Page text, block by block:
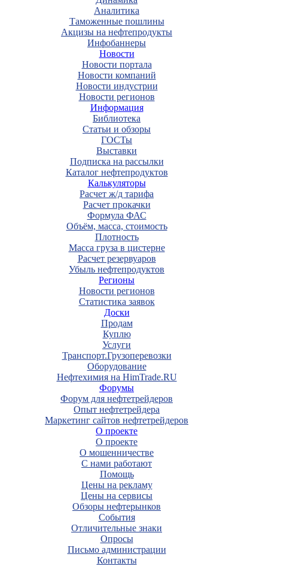
Аналитика
Таможенные пошлины
Акцизы на нефтепродукты
Инфобаннеры
Новости
Новости портала
Новости компаний
Новости индустрии
Новости регионов
Информация
Библиотека
Статьи и обзоры
ГОСТы
Выставки
Подписка на рассылки
Каталог нефтепродуктов
Калькуляторы
Расчет ж/д тарифа
Расчет прокачки
Формула ФАС
Объём, масса, стоимость
Плотность
Масса груза в цистерне
Расчет резервуаров
Убыль нефтепродуктов
Регионы
Новости регионов
Статистика заявок
Доски
Продам
Куплю
Услуги
Транспорт.Грузоперевозки
Оборудование
Нефтехимия на HimTrade.RU
Форумы
Форум для нефтетрейдеров
Опыт нефтетрейдера
Маркетинг сайтов нефтетрейдеров
О проекте
О проекте
О мошенничестве
С нами работают
Помощь
Цены на рекламу
Цены на сервисы
Обзоры нефтерынков
События
Отличительные знаки
Опросы
Письмо администрации
Контакты